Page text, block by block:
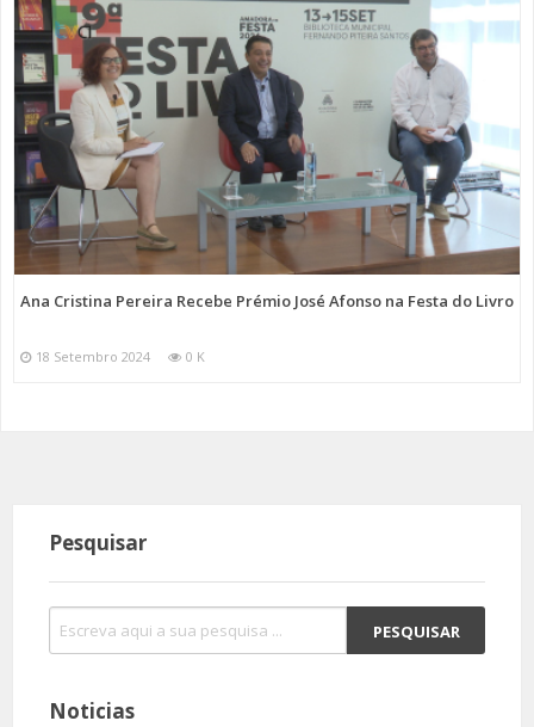
Ana Cristina Pereira Recebe Prémio José Afonso na Festa do Livro
18 Setembro 2024 0 K
Pesquisar
Noticias